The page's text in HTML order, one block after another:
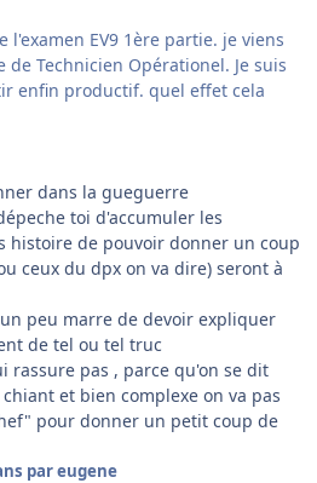
EV9 1ère partie. je viens
Technicien Opérationel. Je suis
enfin productif. quel effet cela
dans la gueguerre
toi d'accumuler les
histoire de pouvoir donner un coup
ceux du dpx on va dire) seront à
peu marre de devoir expliquer
de tel ou tel truc
rassure pas , parce qu'on se dit
et bien complexe on va pas
pour donner un petit coup de
par eugene